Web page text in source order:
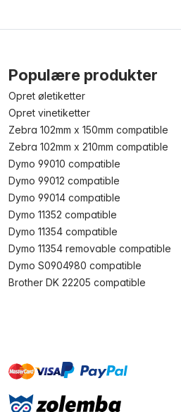
Populære produkter
Opret øletiketter
Opret vinetiketter
Zebra 102mm x 150mm compatible
Zebra 102mm x 210mm compatible
Dymo 99010 compatible
Dymo 99012 compatible
Dymo 99014 compatible
Dymo 11352 compatible
Dymo 11354 compatible
Dymo 11354 removable compatible
Dymo S0904980 compatible
Brother DK 22205 compatible
mastervisa paypal